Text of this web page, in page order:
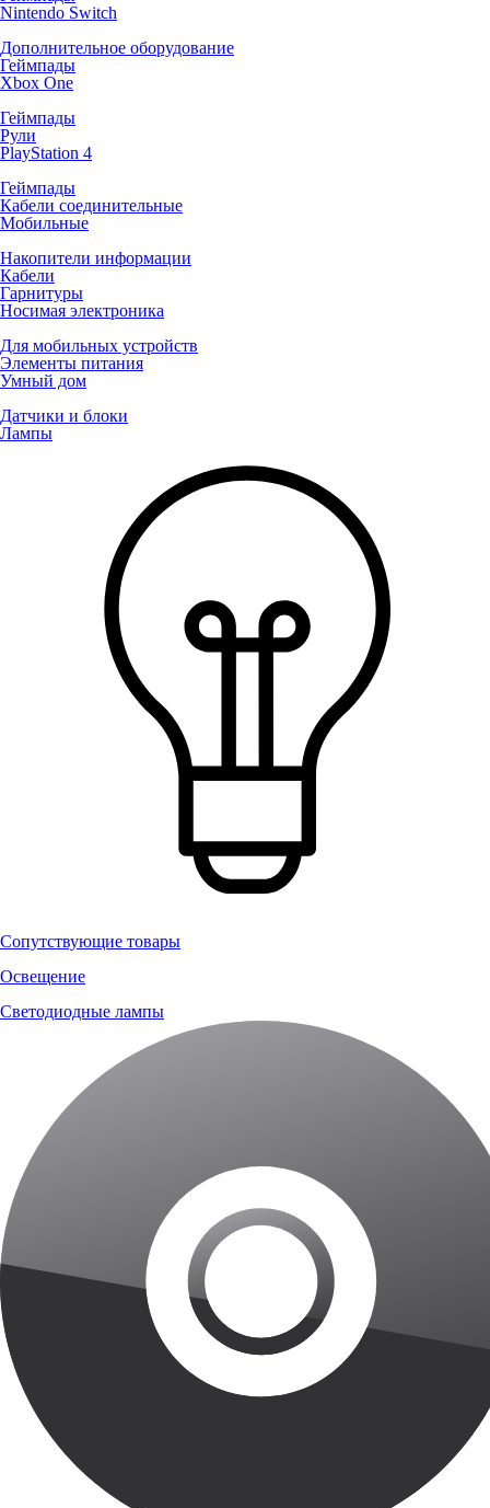
Nintendo Switch
Дополнительное оборудование
Геймпады
Xbox One
Геймпады
Рули
PlayStation 4
Геймпады
Кабели соединительные
Мобильные
Накопители информации
Кабели
Гарнитуры
Носимая электроника
Для мобильных устройств
Элементы питания
Умный дом
Датчики и блоки
Лампы
Сопутствующие товары
Освещение
Светодиодные лампы